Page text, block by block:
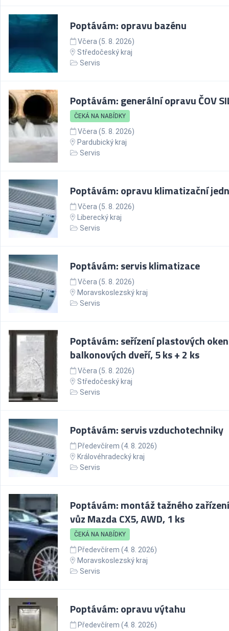
Poptávám: opravu bazénu
Včera (5. 8. 2026)
Středočeský kraj
Servis
Poptávám: generální opravu ČOV
ČEKÁ NA NABÍDKY
Včera (5. 8. 2026)
Pardubický kraj
Servis
Poptávám: opravu klimatizační
Včera (5. 8. 2026)
Liberecký kraj
Servis
Poptávám: servis klimatizace
Včera (5. 8. 2026)
Moravskoslezský kraj
Servis
Poptávám: seřízení plastových
balkonových dveří, 5 ks + 2 ks
Včera (5. 8. 2026)
Středočeský kraj
Servis
Poptávám: servis vzduchotechniky
Předevčírem (4. 8. 2026)
Královéhradecký kraj
Servis
Poptávám: montáž tažného
vůz Mazda CX5, AWD, 1 ks
ČEKÁ NA NABÍDKY
Předevčírem (4. 8. 2026)
Moravskoslezský kraj
Servis
Poptávám: opravu výtahu
Předevčírem (4. 8. 2026)